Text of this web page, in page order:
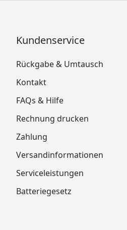
Kundenservice
Rückgabe & Umtausch
Kontakt
FAQs & Hilfe
Rechnung drucken
Zahlung
Versandinformationen
Serviceleistungen
Batteriegesetz